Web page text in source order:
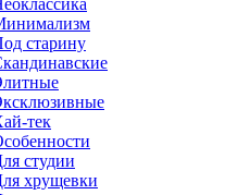
старину
тек
студии
хрущевки